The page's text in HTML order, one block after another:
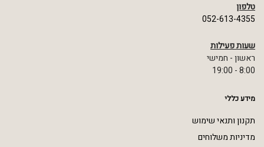
טלפון
052-613-4355
שעות פעילות
ראשון - חמישי
8:00 - 19:00
מידע כללי
תקנון ותנאי שימוש
מדיניות משלוחים